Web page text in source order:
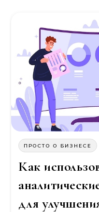
ПРОСТО О БИЗНЕСЕ
Как
для